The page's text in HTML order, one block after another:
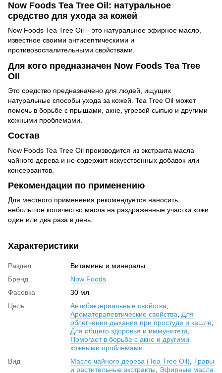
Now Foods Tea Tree Oil: натуральное
средство для ухода за кожей
Now Foods Tea Tree Oil – это натуральное эфирное масло,
известное своими антисептическими и
противовоспалительными свойствами.
Для кого предназначен Now Foods Tea Tree
Oil
Это средство предназначено для людей, ищущих
натуральные способы ухода за кожей. Tea Tree Oil может
помочь в борьбе с прыщами, акне, угревой сыпью и другими
кожными проблемами.
Состав
Now Foods Tea Tree Oil производится из экстракта масла
чайного дерева и не содержит искусственных добавок или
консервантов.
Рекомендации по применению
Для местного применения рекомендуется наносить
небольшое количество масла на раздраженные участки кожи
один или два раза в день.
Характеристики
Раздел
Витамины и минералы
Бренд
Now Foods
Фасовка
30 мл
Цель
Антибактериальные свойства
Ароматерапевтические свойства
Для
облегчения дыхания при простуде и кашле
Для общего здоровья и иммунитета
Помогает в борьбе с акне и другими
кожными проблемами
Вид
Масло чайного дерева (Tea Tree Oil) Травы
и растительные экстракты
Эфирные масла